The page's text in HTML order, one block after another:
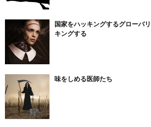
国家をハッキングするグローバ
キングする
味をしめる医師たち